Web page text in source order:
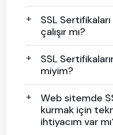
SSL
çalışır mı?
SSL
miyim?
Web sitemde
kurmak için
ihtiyacım var